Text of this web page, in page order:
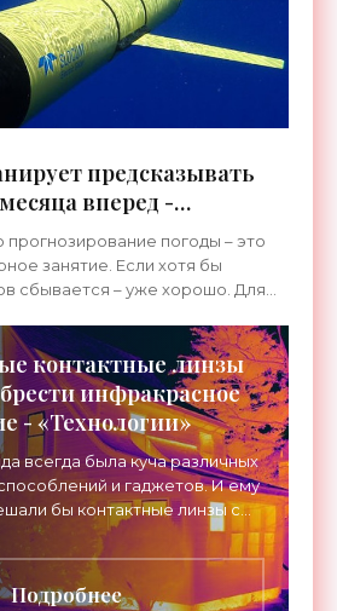
предсказывать
вперед -
прогнозирование погоды – это
занятие. Если хотя бы
сбывается – уже хорошо. Для
контактные линзы
инфракрасное
- «Технологии»
всегда была куча различных
и гаджетов. И ему
бы контактные линзы с
зрением. Такая вещь в скором
может стать
Подробнее